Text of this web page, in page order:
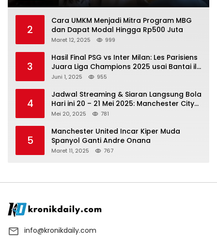
2
Cara UMKM Menjadi Mitra Program MBG
dan Dapat Modal Hingga Rp500 Juta
Maret 12, 2025 999
3
Hasil Final PSG vs Inter Milan: Les Parisiens
Juara Liga Champions 2025 usai Bantai il
Nerazzurri
Juni 1, 2025 955
4
Jadwal Streaming & Siaran Langsung Bola
Hari ini 20 – 21 Mei 2025: Manchester City
vs Bournemouth
Mei 20, 2025 781
5
Manchester United Incar Kiper Muda
Spanyol Ganti Andre Onana
Maret 11, 2025 767
info@kronikdaily.com